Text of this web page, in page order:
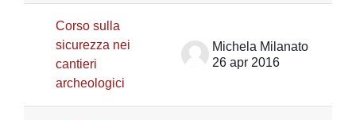
Corso sulla
sicurezza nei
cantieri
archeologici
Michela Milanato
26 apr 2016